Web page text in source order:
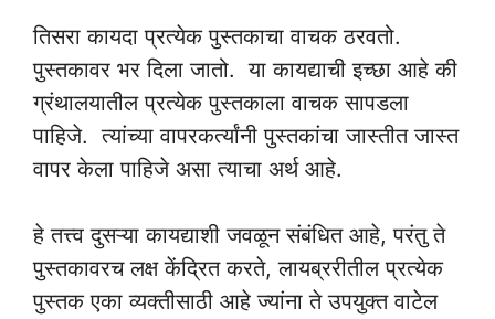
तिसरा कायदा प्रत्येक पुस्तकाचा वाचक ठरवतो.
पुस्तकावर भर दिला जातो. या कायद्याची इच्छा आहे की
ग्रंथालयातील प्रत्येक पुस्तकाला वाचक सापडला
पाहिजे. त्यांच्या वापरकर्त्यांनी पुस्तकांचा जास्तीत जास्त
वापर केला पाहिजे असा त्याचा अर्थ आहे.
हे तत्त्व दुसऱ्या कायद्याशी जवळून संबंधित आहे, परंतु ते
पुस्तकावरच लक्ष केंद्रित करते, लायब्ररीतील प्रत्येक
पुस्तक एका व्यक्तीसाठी आहे ज्यांना ते उपयुक्त वाटेल